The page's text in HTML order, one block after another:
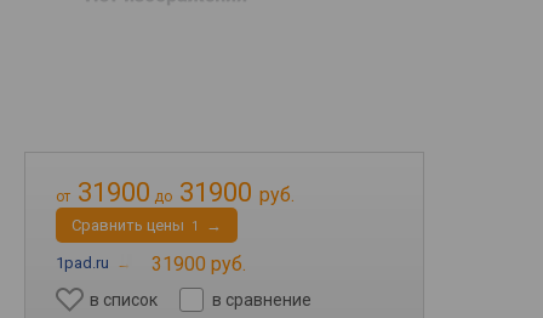
от 31900 до 31900 руб.
Cравнить цены 1 →
1pad.ru → 31900 руб.
в список в сравнение